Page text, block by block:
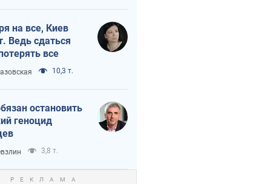
на все, Киев
Ведь сдаться
все
10,3 т.
остановить
геноцид
3,8 т.